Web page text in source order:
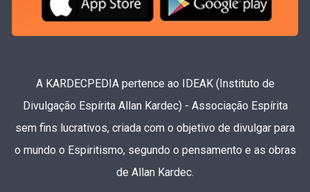
A KARDECPEDIA pertence ao IDEAK (Instituto de
Divulgação Espírita Allan Kardec) - Associação Espírita
sem fins lucrativos, criada com o objetivo de divulgar para
o mundo o Espiritismo, segundo o pensamento e as obras
de Allan Kardec.